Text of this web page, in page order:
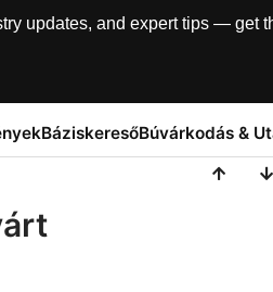
updates, and expert tips — get
BáziskeresőBúvárkodás &